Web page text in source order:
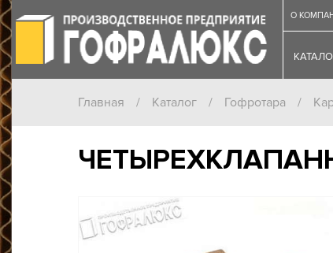
О
Главная / Каталог / Гофротара /